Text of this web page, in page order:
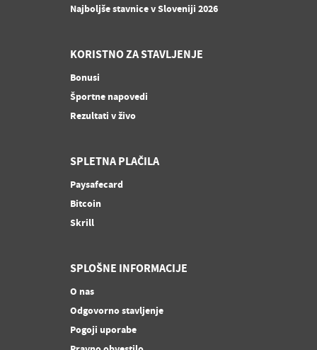
Najboljše stavnice v Sloveniji 2026
KORISTNO ZA STAVLJENJE
Bonusi
Športne napovedi
Rezultati v živo
SPLETNA PLAČILA
Paysafecard
Bitcoin
Skrill
SPLOŠNE INFORMACIJE
O nas
Odgovorno stavljenje
Pogoji uporabe